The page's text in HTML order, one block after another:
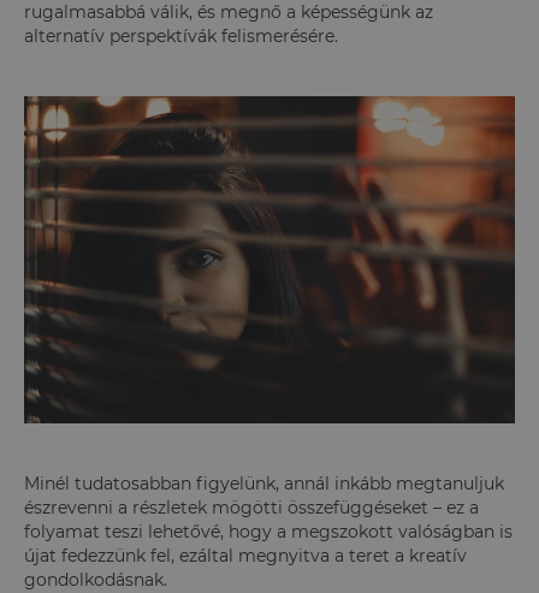
rugalmasabbá válik, és megnő a képességünk az
alternatív perspektívák felismerésére.
Minél tudatosabban figyelünk, annál inkább megtanuljuk
észrevenni a részletek mögötti összefüggéseket – ez a
folyamat teszi lehetővé, hogy a megszokott valóságban is
újat fedezzünk fel, ezáltal megnyitva a teret a kreatív
gondolkodásnak.